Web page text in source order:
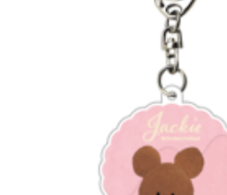
ル・コンサート
コンテンツ(クイズ・